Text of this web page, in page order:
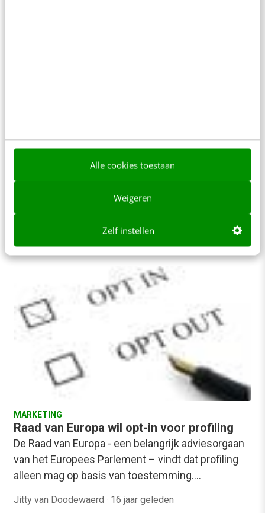
Alle cookies toestaan
Weigeren
Zelf instellen
Durf jij nog te delen op Facebook?
presenteerde in september tijdens de f8
Developers Conference de nieuwste
paradepaardjes van Facebook. Dit leverde het
grootste vriendennetwerk ter…
Jeroen van de Ven· 15 jaar geleden
MARKETING
Raad van Europa wil opt-in voor profiling
De Raad van Europa - een belangrijk adviesorgaan
van het Europees Parlement – vindt dat profiling
alleen mag op basis van toestemming.…
Jitty van Doodewaerd · 16 jaar geleden